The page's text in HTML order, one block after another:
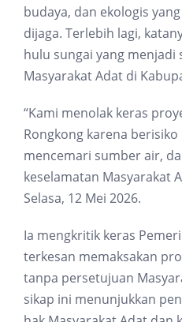
budaya, dan ekologis
dijaga. Terlebih lagi,
hulu sungai yang
Masyarakat Adat di
“Kami menolak keras
Rongkong karena
mencemari sumber air,
keselamatan Masyarakat
Selasa, 12 Mei 2026.
Ia mengkritik keras
terkesan memaksakan
tanpa persetujuan
sikap ini menunjukkan